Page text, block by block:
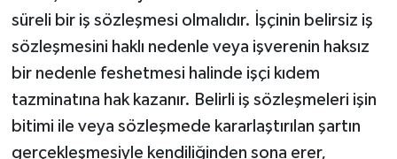
süreli bir iş sözleşmesi olmalıdır. İşçinin belirsiz iş
sözleşmesini haklı nedenle veya işverenin haksız
bir nedenle feshetmesi halinde işçi kıdem
tazminatına hak kazanır. Belirli iş sözleşmeleri işin
bitimi ile veya sözleşmede kararlaştırılan şartın
gerçekleşmesiyle kendiliğinden sona erer,